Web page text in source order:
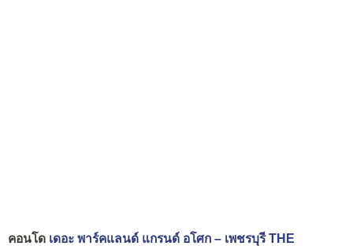
คอนโด เดอะ พาร์คแลนด์ แกรนด์ อโศก – เพชรบุรี THE